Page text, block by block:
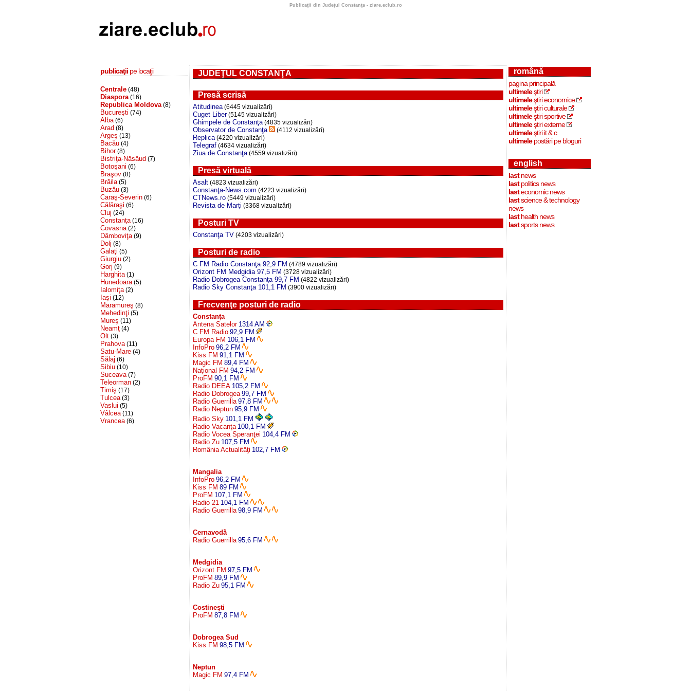
Publicaţii din Judeţul Constanţa - ziare.eclub.ro
publicaţii pe locaţii
Centrale (48)
Diaspora (16)
Republica Moldova (8)
Bucureşti (74)
Alba (6)
Arad (8)
Argeş (13)
Bacău (4)
Bihor(8)
Bistriţa-Năsăud (7)
Botoşani (6)
Braşov (8)
Brăila (5)
Buzău (3)
Caraş-Severin (6)
Călăraşi (6)
Cluj (24)
Constanţa (16)
Covasna (2)
Dâmboviţa (9)
Dolj (8)
Galaţi (5)
Giurgiu (2)
Gorj (9)
Harghita (1)
Hunedoara (5)
Ialomiţa (2)
Iaşi (12)
Maramureş (8)
Mehedinţi (5)
Mureş (11)
Neamţ (4)
Olt (3)
Prahova (11)
Satu-Mare (4)
Sălaj (6)
Sibiu (10)
Suceava (7)
Teleorman (2)
Timiş (17)
Tulcea (3)
Vaslui (5)
Vâlcea (11)
Vrancea (6)
JUDEŢUL CONSTANŢA
Presă scrisă
Atitudinea(6445 vizualizări)
Cuget Liber(5145 vizualizări)
Ghimpele de Constanţa(4835 vizualizări)
Observator de Constanţa (4112 vizualizări)
Replica(4220 vizualizări)
Telegraf (4634 vizualizări)
Ziua de Constanţa(4559 vizualizări)
Presă virtuală
Asalt (4823 vizualizări)
Constanţa-News.com (4223 vizualizări)
CTNews.ro (5449 vizualizări)
Revista de Marţi (3368 vizualizări)
Posturi TV
Constanţa TV (4203 vizualizări)
Posturi de radio
C FM Radio Constanţa 92,9 FM (4789 vizualizări)
Orizont FM Medgidia 97,5 FM (3728 vizualizări)
Radio Dobrogea Constanţa 99,7 FM (4822 vizualizări)
Radio Sky Constanţa 101,1 FM (3900 vizualizări)
Frecvenţe posturi de radio
Constanţa
Antena Satelor 1314 AM
C FM Radio 92,9 FM
Europa FM 106,1 FM
InfoPro 96,2 FM
Kiss FM 91,1 FM
Magic FM 89,4 FM
Naţional FM 94,2 FM
ProFM 90,1 FM
Radio DEEA 105,2 FM
Radio Dobrogea 99,7 FM
Radio Guerrilla 97,8 FM
Radio Neptun 95,9 FM
Radio Sky 101,1 FM
Radio Vacanţa 100,1 FM
Radio Vocea Speranţei 104,4 FM
Radio Zu 107,5 FM
România Actualităţi 102,7 FM
Mangalia
InfoPro 96,2 FM
Kiss FM 89 FM
ProFM 107,1 FM
Radio 21 104,1 FM
Radio Guerrilla 98,9 FM
Cernavodă
Radio Guerrilla 95,6 FM
Medgidia
Orizont FM 97,5 FM
ProFM 89,9 FM
Radio Zu 95,1 FM
Costineşti
ProFM 87,8 FM
Dobrogea Sud
Kiss FM 98,5 FM
Neptun
Magic FM 97,4 FM
română
pagina principală
ultimeleştiri
ultimeleştiri economice
ultimeleştiri culturale
ultimeleştiri sportive
ultimeleştiri externe
ultimeleştiri it & c
ultimelepostări pe bloguri
english
lastnews
lastpolitics news
lasteconomic news
lastscience & technology
news
lasthealth news
lastsports news